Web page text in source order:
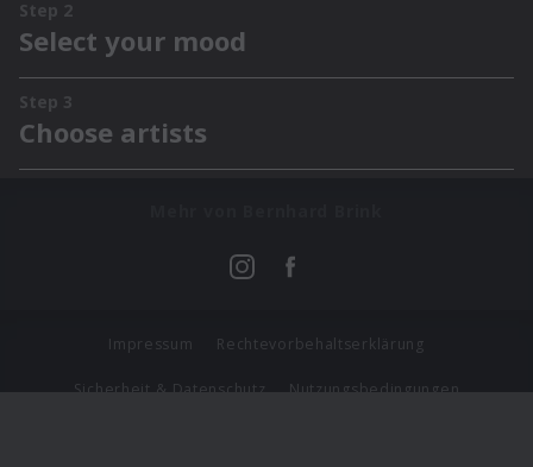
Impressum Rechtevorbehaltserklärung
Sicherheit & Datenschutz Nutzungsbedingungen